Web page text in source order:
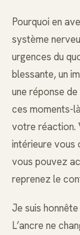
Pourquoi en
système
urgences du
blessante, un
une réponse
ces moments-
votre réaction.
intérieure vous
vous pouvez
reprenez le
Je suis
L’ancre ne